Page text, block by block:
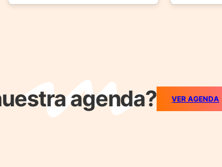
agenda? VER AGENDA